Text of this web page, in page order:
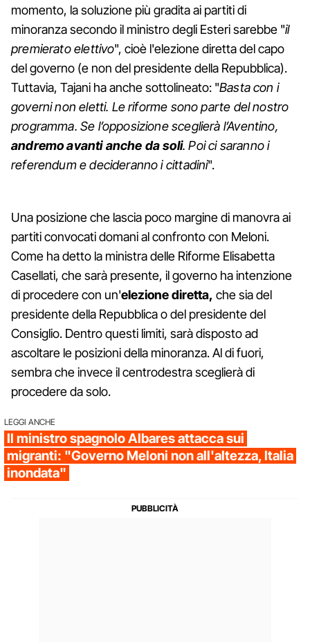
momento, la soluzione più gradita ai partiti di
minoranza secondo il ministro degli Esteri sarebbe "il
premierato elettivo", cioè l'elezione diretta del capo
del governo (e non del presidente della Repubblica).
Tuttavia, Tajani ha anche sottolineato: "Basta con i
governi non eletti. Le riforme sono parte del nostro
programma. Se l’opposizione sceglierà l’Aventino,
andremo avanti anche da soli. Poi ci saranno i
referendum e decideranno i cittadini".
Una posizione che lascia poco margine di manovra ai
partiti convocati domani al confronto con Meloni.
Come ha detto la ministra delle Riforme Elisabetta
Casellati, che sarà presente, il governo ha intenzione
di procedere con un'elezione diretta, che sia del
presidente della Repubblica o del presidente del
Consiglio. Dentro questi limiti, sarà disposto ad
ascoltare le posizioni della minoranza. Al di fuori,
sembra che invece il centrodestra sceglierà di
procedere da solo.
LEGGI ANCHE
Il ministro spagnolo Albares attacca sui
migranti: "Governo Meloni non all'altezza, Italia
inondata"